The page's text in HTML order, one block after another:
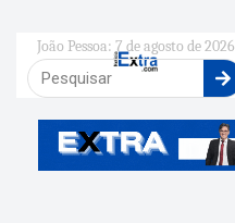
João Pessoa: 7 de agosto de 2026